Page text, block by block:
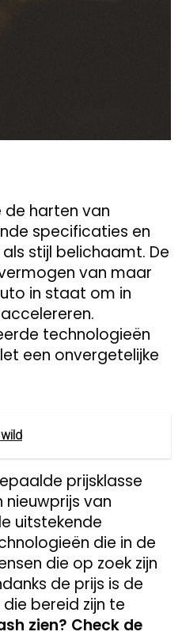
de harten van
specificaties en
stijl belichaamt. De
van maar
in staat om in
technologieën
een onvergetelijke
prijsklasse
van
uitstekende
die in de
die op zoek zijn
de prijs is de
bereid zijn te
zien? Check de